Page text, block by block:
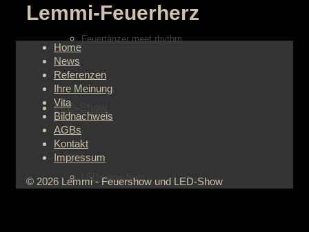
Feuertänzer meet rhythm
LED-Show
LED-Show-Solo
Lemmi-Feuerherz
Home
News
Referenzen
Ihre Meinung
Vita
Bildnachweis
AGBs
Kontakt
Impressum
© 2026 Lemmi - Feuershow und LED-Show